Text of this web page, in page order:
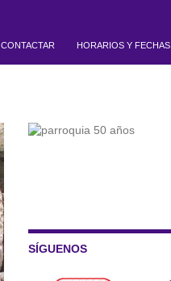
CONTACTAR HORARIOS Y FECHAS
SÍGUENOS